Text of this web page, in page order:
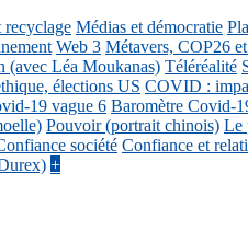
recyclage Médias et démocratie
Web 3 Métavers, COP26
(avec Léa Moukanas) Téléréalité
élections US COVID :
19 vague 6 Baromètre Covid-
Pouvoir (portrait chinois) Le
société Confiance et
+